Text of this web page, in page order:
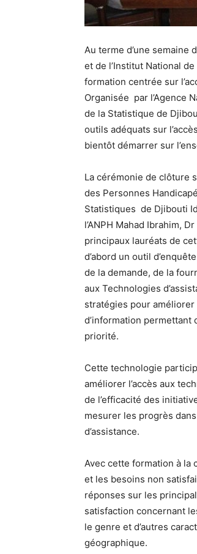
Au terme d’une semaine
et de l’Institut National
formation centrée sur
Organisée par l’Agence
de la Statistique de
outils adéquats sur
bientôt démarrer sur
La cérémonie de clôture
des Personnes
Statistiques de Djibouti
l’ANPH Mahad Ibrahim,
principaux lauréats de
d’abord un outil
de la demande, de la
aux Technologies
stratégies pour améliorer
d’information permettant
priorité.
Cette technologie
améliorer l’accès aux
de l’efficacité des
mesurer les progrès
d’assistance.
Avec cette formation à la
et les besoins non
réponses sur les
satisfaction concernant
le genre et d’autres
géographique.